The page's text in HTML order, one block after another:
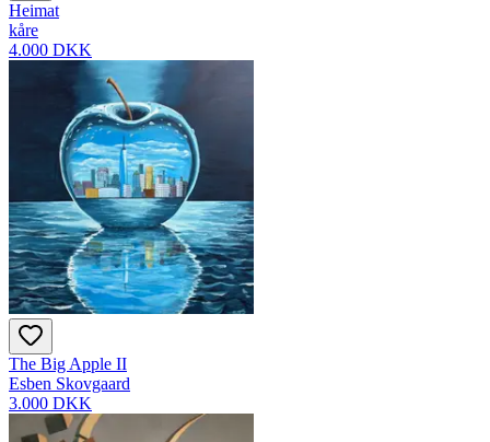
Heimat
kåre
4.000 DKK
The Big Apple II
Esben Skovgaard
3.000 DKK